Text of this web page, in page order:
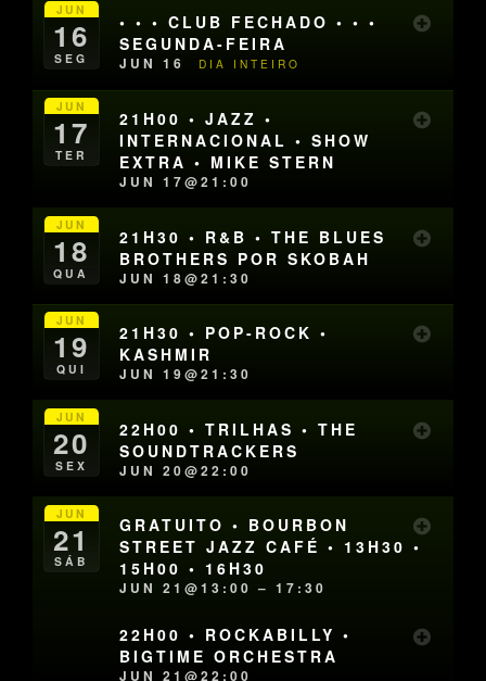
JUN
16
SEG
• • • CLUB FECHADO • • •
SEGUNDA-FEIRA
JUN 16 DIA INTEIRO
JUN
17
TER
21H00 • JAZZ •
INTERNACIONAL • SHOW
EXTRA • MIKE STERN
JUN 17@21:00
JUN
18
QUA
21H30 • R&B • THE BLUES
BROTHERS POR SKOBAH
JUN 18@21:30
JUN
19
QUI
21H30 • POP-ROCK •
KASHMIR
JUN 19@21:30
JUN
20
SEX
22H00 • TRILHAS • THE
SOUNDTRACKERS
JUN 20@22:00
JUN
21
SÁB
GRATUITO • BOURBON
STREET JAZZ CAFÉ • 13H30 •
15H00 • 16H30
JUN 21@13:00 – 17:30
22H00 • ROCKABILLY •
BIGTIME ORCHESTRA
JUN 21@22:00